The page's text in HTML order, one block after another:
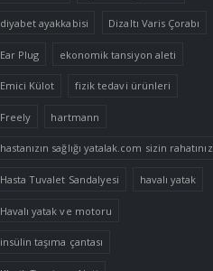
diyabet ayakkabisi Dizaltı Varis Çorabı
Ear Plug ekonomik tansiyon aleti
Emici Külot fizik tedavi ürünleri
Freely hartmann
hastanızın sağlığı yatalak.com sizin rahatınız
Hasta Tuvalet Sandalyesi havalı yatak
Havalı yatak ve motoru
insülin taşıma çantası